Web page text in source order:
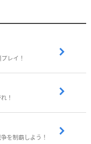
レイ！
！
を制覇しよう！